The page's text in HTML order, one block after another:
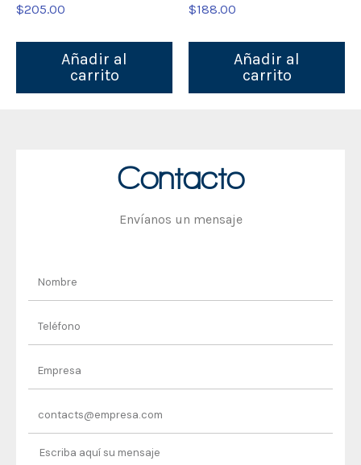
$205.00
Añadir al
carrito
$188.00
Añadir al
carrito
Contacto
Envíanos un mensaje